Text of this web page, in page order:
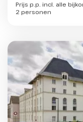
Prijs p.p. incl. alle
2 personen